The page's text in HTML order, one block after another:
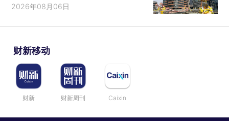
2026年08月06日
财新移动
财新 财新周刊 Caixin